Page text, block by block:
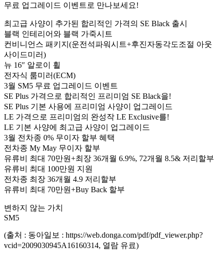
무료 업그레이드 이벤트로 만나보세요!
최고급 사양이 추가된 합리적인 가격의 SE Black 출시
블랙 인테리어와 블랙 가죽시트
컨비니언스 패키지(운전석파워시트+후진자동각도조절 아웃
사이드미러)
뉴 16″ 알로이 휠
전자식 룸미러(ECM)
3월 SM5 무료 업그레이드 이벤트
SE Plus 가격으로 합리적인 프리미엄 SE Black을!
SE Plus 기본 사용에 프리미엄 사양이 업그레이드
LE 가격으로 프리미엄의 완성작 LE Exclusive를!
LE 기본 사양에 최고급 사양이 업그레이드
3월 전차종 0% 무이자 할부 혜택
전차종 My May 무이자 할부
유류비 최대 70만원+최장 36개월 6.9%, 72개월 8.5& 저리할부
유류비 최대 100만원 지원
전차종 최장 36개월 4.9 저리할부
유류비 최대 70만원+Buy Back 할부
변하지 않는 가치
SM5
(출처 : 동아일보 : https://web.donga.com/pdf/pdf_viewer.php?
vcid=2009030945A16160314, 열람 유료)